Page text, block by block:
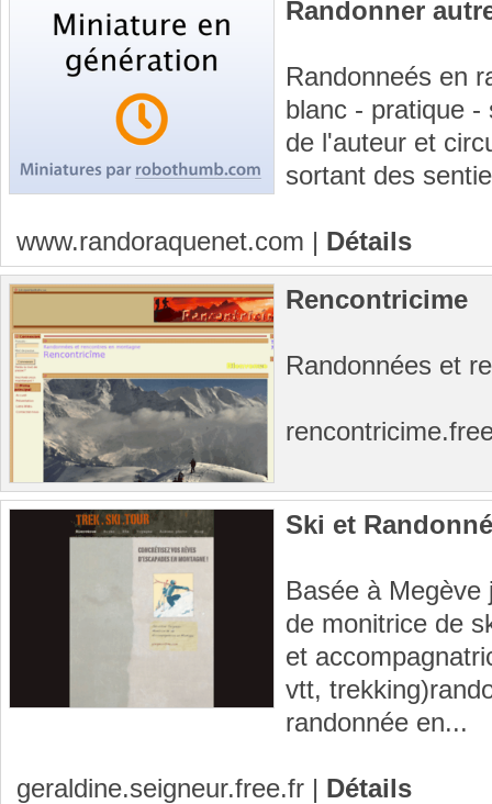
Randonner
Randonneés en
blanc - pratique -
de l'auteur et
sortant des
www.randoraquenet.com | Détails
Rencontricime
Randonnées et
Ski et
Basée à
de monitrice de
et
vtt,
randonnée en...
geraldine.seigneur.free.fr | Détails